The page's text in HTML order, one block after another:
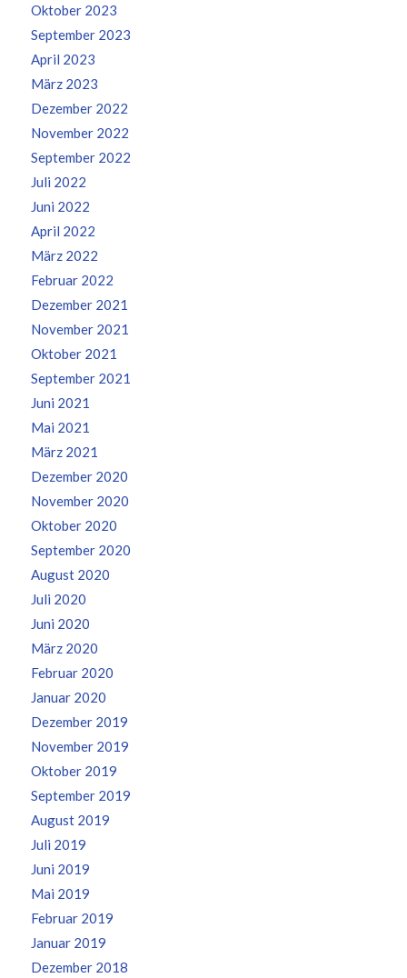
Oktober 2023
September 2023
April 2023
März 2023
Dezember 2022
November 2022
September 2022
Juli 2022
Juni 2022
April 2022
März 2022
Februar 2022
Dezember 2021
November 2021
Oktober 2021
September 2021
Juni 2021
Mai 2021
März 2021
Dezember 2020
November 2020
Oktober 2020
September 2020
August 2020
Juli 2020
Juni 2020
März 2020
Februar 2020
Januar 2020
Dezember 2019
November 2019
Oktober 2019
September 2019
August 2019
Juli 2019
Juni 2019
Mai 2019
Februar 2019
Januar 2019
Dezember 2018